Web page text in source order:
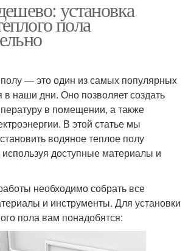
установка
пола
— это один из самых популярных
в наши дни. Оно позволяет создать
в помещении, а также
В этой статье мы
водяное теплое полу
доступные материалы и
необходимо собрать все
и инструменты. Для установки
пола вам понадобятся: